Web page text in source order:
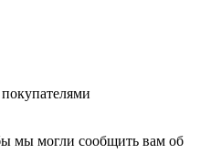
мы могли сообщить вам об